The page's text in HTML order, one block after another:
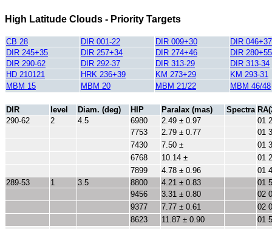
High Latitude Clouds - Priority Targets
CB 28 DIR 001-22 DIR 009+30
DIR 046+37
DIR 245+35
DIR 257+34 DIR 274+46
DIR 280+55
DIR 290-62
DIR 292-37 DIR 313-29
DIR 313-34
HD 210121
HRK 236+39 KM 273+29
KM 293-31
MBM 15
MBM 20 MBM 21/22 MBM 46/48
DIR level Diam. (deg) HIP Paralax (mas) Spectra
290-62
2 4.5 6980 2.49 ± 0.97
01
7753
2.79 ± 0.77
01
7430
7.50 ±
01
6768
10.14 ±
01
7899
4.78 ± 0.96
01
289-53
1 3.5 8800 4.21 ± 0.83
01
9456
3.31 ± 0.80
02
9377
7.77 ± 0.61
02
8623
11.87 ± 0.90
01